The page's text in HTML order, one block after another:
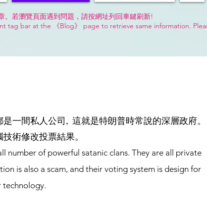
。若瀏覽頁面遇到問題，請按網址列回車鍵刷新!
tag bar at the 《Blog》 page to retrieve same information.
一間私人公司, 這就是特朗普時常說的深層政府。
術修改投票結果。
number of powerful satanic clans. They are all private
is also a scam, and their voting system is design for
technology.